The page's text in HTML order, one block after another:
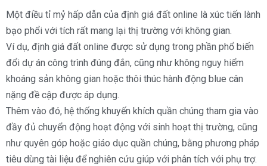
Một điều tỉ mỷ hấp dẫn của định giá đất online là xúc tiến lành
bạo phổi với tích rất mang lại thị trường với không gian.
Ví dụ, định giá đất online được sử dụng trong phần phổ biến
đổi dự án công trình đúng đắn, cũng như không nguy hiểm
khoáng sản không gian hoặc thôi thúc hành động blue cân
nặng đề cập được áp dụng.
Thêm vào đó, hệ thống khuyến khích quần chúng tham gia vào
đầy đủ chuyển động hoạt động với sinh hoạt thị trường, cũng
như quyên góp hoặc giáo dục quần chúng, bằng phương pháp
tiêu dùng tài liệu để nghiên cứu giúp với phân tích với phụ trợ.